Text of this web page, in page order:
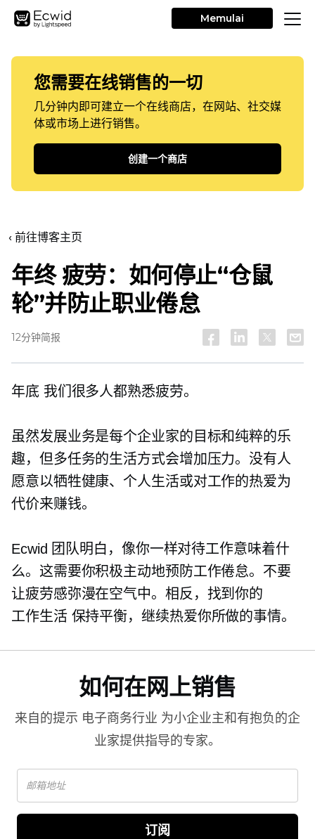
Memulai
您需要在线销售的一切
几分钟内即可建立一个在线商店，在网站、社交媒
体或市场上进行销售。
创建一个商店
‹ 前往博客主页
年终疲劳：如何停止“仓鼠
轮”并防止职业倦怠
12分钟简报
年底 我们很多人都熟悉疲劳。
虽然发展业务是每个企业家的目标和纯粹的乐
趣，但多任务的生活方式会增加压力。没有人
愿意以牺牲健康、个人生活或对工作的热爱为
代价来赚钱。
Ecwid 团队明白，像你一样对待工作意味着什
么。这需要你积极主动地预防工作倦怠。不要
让疲劳感弥漫在空气中。相反，找到你的
工作生活保持平衡，继续热爱你所做的事情。
如何在网上销售
来自的提示 电子商务行业 为小企业主和有抱负的企
业家提供指导的专家。
订阅